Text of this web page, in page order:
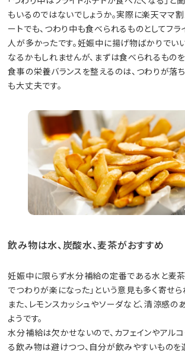
もいるのではないでしょうか。実際に楽天ママ
ートでも、つわり中も食べられるものとしてフラ
人が多かったです。妊娠中に揚げ物ばかりでい
なるかもしれませんが、まずは食べられるもの
食事の栄養バランスを整えるのは、つわりが落
も大丈夫です。
飲み物は水、炭酸水、麦茶がおすすめ
妊娠中に限らず水分補給の定番である水と麦茶
でつわりが楽になった」という意見も多く寄せら
また、レモンスカッシュやソーダなど、清涼感
ようです。
水分補給は欠かせないので、カフェインやアル
る飲み物は避けつつ、自分が飲みやすいものを